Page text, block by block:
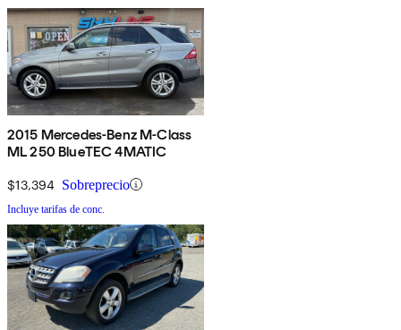
2015 Mercedes-Benz M-Class
ML 250 BlueTEC 4MATIC
$13,394 Sobreprecio
Incluye tarifas de conc.